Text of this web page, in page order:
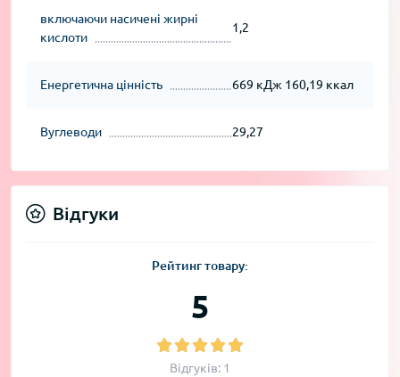
включаючи насичені жирні
кислоти
1,2
Енергетична цінність 669 кДж 160,19 ккал
Вуглеводи 29,27
Відгуки
Рейтинг товару:
5
Відгуків: 1